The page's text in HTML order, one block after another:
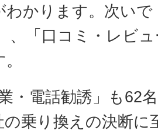
わかります。次い
、「口コミ・レビ
・電話勧誘」も62
の乗り換えの決断